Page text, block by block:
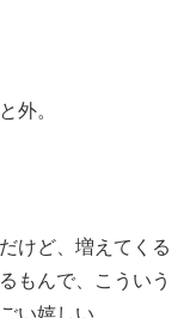
外。
けど、増えてくる
もんで、こういう
い嬉しい。